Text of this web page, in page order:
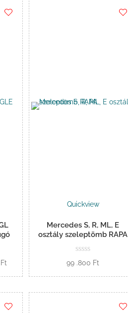
FtÁrtartomány:
144
Quickview
Mercedes S, R, ML, E
osztály szeleptömb RAPA
99 .800 Ft
Kosárba